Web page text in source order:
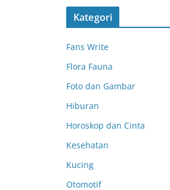
s
Kategori
Fans Write
Flora Fauna
Foto dan Gambar
Hiburan
Horoskop dan Cinta
Kesehatan
Kucing
Otomotif